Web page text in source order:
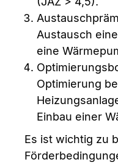
Austausch
eine
Optimierung
Einbau einer
Es ist wichtig zu